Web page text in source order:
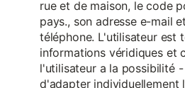
rue et de maison, le code
pays., son adresse e-mail
téléphone. L'utilisateur est
informations véridiques et
l'utilisateur a la possibilité
d'adapter individuellement